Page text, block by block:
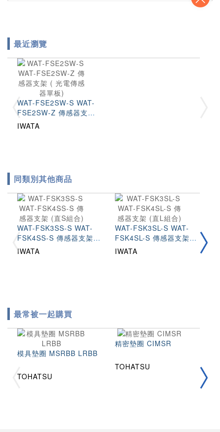
最近瀏覽
WAT-FSE2SW-S WAT-
FSE2SW-Z 傳感器支架 (
光電傳感器單板)
IWATA
同類別其他商品
WAT-FSK3SS-S WAT-
FSK4SS-S 傳感器支架
(直S組合)
IWATA
WAT-FSK3SL-S WAT-
FSK4SL-S 傳感器支架
(直L組合)
IWATA
最常被一起購買
模具墊圈 MSRBB LRBB
TOHATSU
精密墊圈 CIMSR
TOHATSU